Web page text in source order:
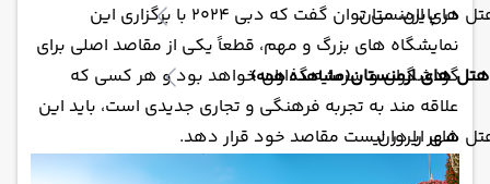
های ارمنستان
هتل های ارمنستان(مشاهده همه)
های ایروان
در پایان، می توان گفت که دبی 2024 با برگزاری این
نمایشگاه های بزرگ و مهم، قطعاً یکی از مقاصد اصلی برای
گردشگران و سرمایه گذاران خواهد بود و هر کسی که
علاقه مند به تجربه فرهنگی و تجاری جدیدی است، باید این
شهر را در لیست مقاصد خود قرار دهد.